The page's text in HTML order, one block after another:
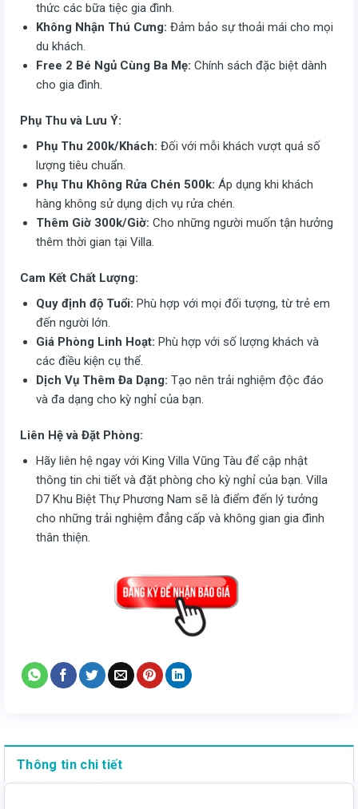
thức các bữa tiệc gia đình.
Không Nhận Thú Cưng: Đảm bảo sự thoải mái cho mọi
du khách.
Free 2 Bé Ngủ Cùng Ba Mẹ: Chính sách đặc biệt dành
cho gia đình.
Phụ Thu và Lưu Ý:
Phụ Thu 200k/Khách: Đối với mỗi khách vượt quá số
lượng tiêu chuẩn.
Phụ Thu Không Rửa Chén 500k: Áp dụng khi khách
hàng không sử dụng dịch vụ rửa chén.
Thêm Giờ 300k/Giờ: Cho những người muốn tận hưởng
thêm thời gian tại Villa.
Cam Kết Chất Lượng:
Quy định độ Tuổi: Phù hợp với mọi đối tượng, từ trẻ em
đến người lớn.
Giá Phòng Linh Hoạt: Phù hợp với số lượng khách và
các điều kiện cụ thể.
Dịch Vụ Thêm Đa Dạng: Tạo nên trải nghiệm độc đáo
và đa dạng cho kỳ nghỉ của bạn.
Liên Hệ và Đặt Phòng:
Hãy liên hệ ngay với King Villa Vũng Tàu để cập nhật
thông tin chi tiết và đặt phòng cho kỳ nghỉ của bạn. Villa
D7 Khu Biệt Thự Phương Nam sẽ là điểm đến lý tưởng
cho những trải nghiệm đẳng cấp và không gian gia đình
thân thiện.
Thông tin chi tiết